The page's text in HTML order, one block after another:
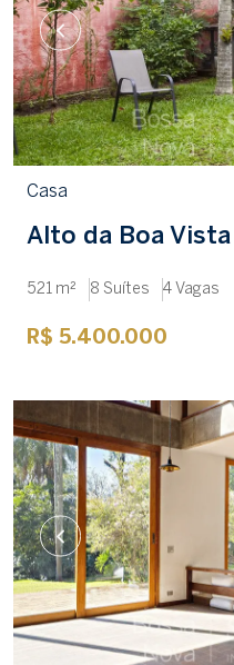
Casa
Alto da Boa Vista
521 m² 8 Suítes 4 Vagas
R$ 5.400.000